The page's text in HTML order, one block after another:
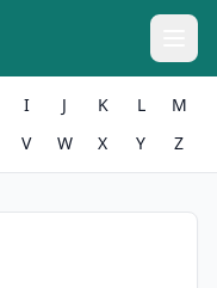
I J K L
M
V W X Y Z